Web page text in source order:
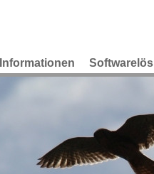
Informationen